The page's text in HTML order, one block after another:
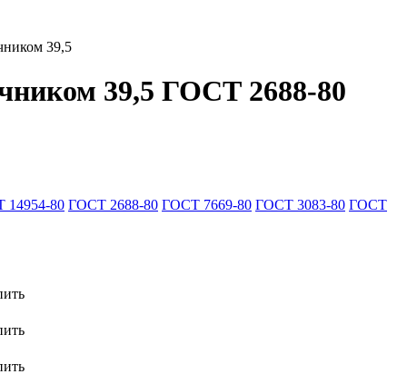
39,5
39,5 ГОСТ 2688-80
14954-80 ГОСТ 2688-80 ГОСТ 7669-80 ГОСТ 3083-80 ГОСТ